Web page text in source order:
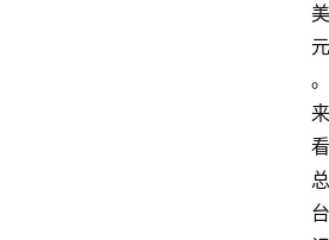
美
元
。
来
看
总
台